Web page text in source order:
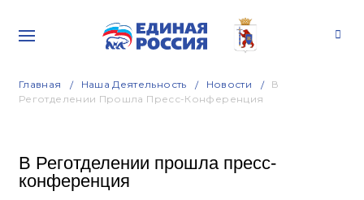
Главная Наша Деятельность Новости
В
Реготделении Прошла Пресс-Конференция
В Реготделении прошла пресс-
конференция